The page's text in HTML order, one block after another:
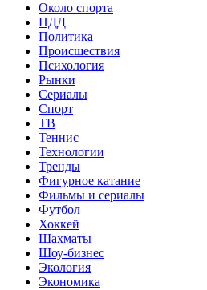
Около спорта
ПДД
Политика
Происшествия
Психология
Рынки
Сериалы
Спорт
ТВ
Теннис
Технологии
Тренды
Фигурное катание
Фильмы и сериалы
Футбол
Хоккей
Шахматы
Шоу-бизнес
Экология
Экономика